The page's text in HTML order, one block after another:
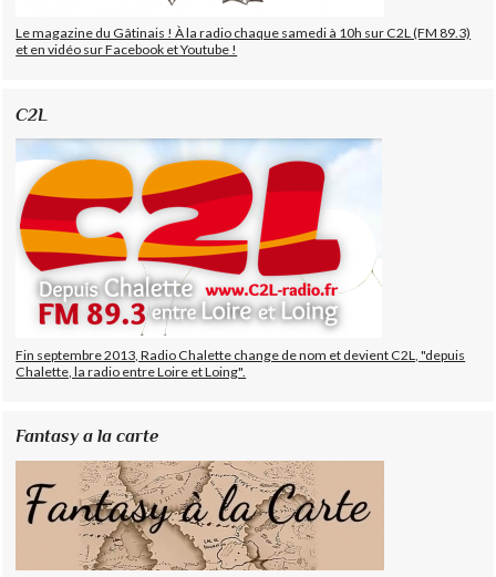
Le magazine du Gâtinais ! À la radio chaque samedi à 10h sur C2L (FM 89.3)
et en vidéo sur Facebook et Youtube !
C2L
Fin septembre 2013, Radio Chalette change de nom et devient C2L, "depuis
Chalette, la radio entre Loire et Loing".
Fantasy a la carte